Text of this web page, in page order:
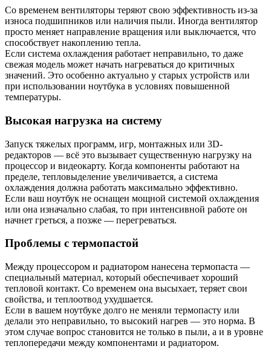
Со временем вентиляторы теряют свою эффективность из-за
износа подшипников или наличия пыли. Иногда вентилятор
просто меняет направление вращения или выключается, что
способствует накоплению тепла.
Если система охлаждения работает неправильно, то даже
свежая модель может начать нагреваться до критичных
значений. Это особенно актуально у старых устройств или
при использовании ноутбука в условиях повышенной
температуры.
Высокая нагрузка на систему
Запуск тяжелых программ, игр, монтажных или 3D-
редакторов — всё это вызывает существенную нагрузку на
процессор и видеокарту. Когда компоненты работают на
пределе, тепловыделение увеличивается, а система
охлаждения должна работать максимально эффективно.
Если ваш ноутбук не оснащен мощной системой охлаждения
или она изначально слабая, то при интенсивной работе он
начнет греться, а позже — перегреваться.
Проблемы с термопастой
Между процессором и радиатором нанесена термопаста —
специальный материал, который обеспечивает хороший
тепловой контакт. Со временем она высыхает, теряет свои
свойства, и теплоотвод ухудшается.
Если в вашем ноутбуке долго не меняли термопасту или
делали это неправильно, то высокий нагрев — это норма. В
этом случае вопрос становится не только в пыли, а и в уровне
теплопередачи между компонентами и радиатором.